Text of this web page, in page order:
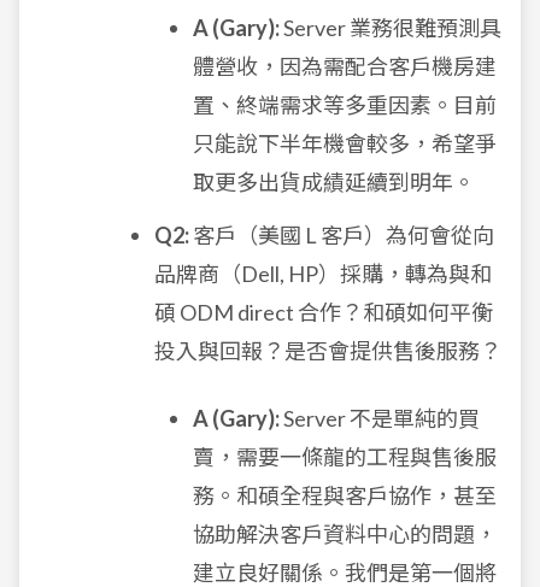
A (Gary):Server 業務很難預測具
體營收，因為需配合客戶機房建
置、終端需求等多重因素。目前
只能說下半年機會較多，希望爭
取更多出貨成績延續到明年。
Q2:客戶（美國 L 客戶）為何會從向
品牌商（Dell, HP）採購，轉為與和
碩 ODM direct 合作？和碩如何平衡
投入與回報？是否會提供售後服務？
A (Gary):Server 不是單純的買
賣，需要一條龍的工程與售後服
務。和碩全程與客戶協作，甚至
協助解決客戶資料中心的問題，
建立良好關係。我們是第一個將